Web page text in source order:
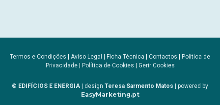
Termos e Condições | Aviso Legal | Ficha Técnica | Contactos | Política de
Privacidade| Política de Cookies | Gerir Cookies
© EDIFÍCIOS E ENERGIA | design Teresa Sarmento Matos | powered by
EasyMarketing.pt